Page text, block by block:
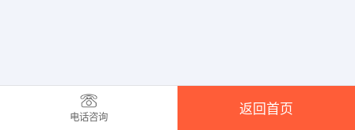
电话咨询
返回首页